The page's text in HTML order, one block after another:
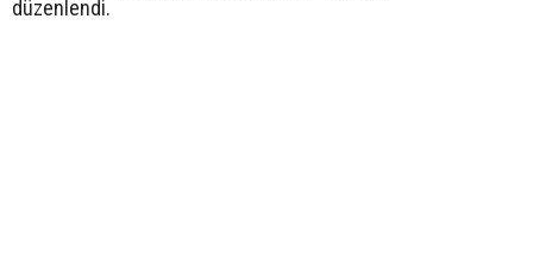
düzenlendi.